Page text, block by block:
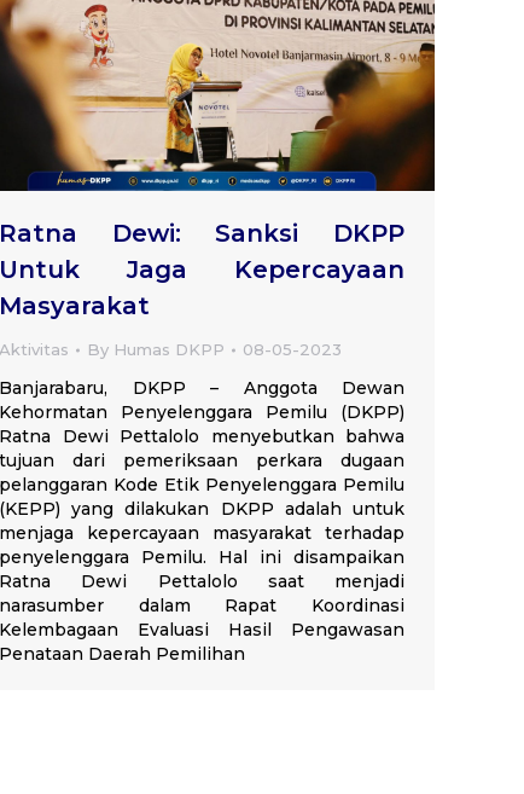
Ratna Dewi: Sanksi DKPP
Untuk Jaga Kepercayaan
Masyarakat
Aktivitas By Humas DKPP 08-05-2023
Banjarabaru, DKPP – Anggota Dewan
Kehormatan Penyelenggara Pemilu (DKPP)
Ratna Dewi Pettalolo menyebutkan bahwa
tujuan dari pemeriksaan perkara dugaan
pelanggaran Kode Etik Penyelenggara Pemilu
(KEPP) yang dilakukan DKPP adalah untuk
menjaga kepercayaan masyarakat terhadap
penyelenggara Pemilu. Hal ini disampaikan
Ratna Dewi Pettalolo saat menjadi
narasumber dalam Rapat Koordinasi
Kelembagaan Evaluasi Hasil Pengawasan
Penataan Daerah Pemilihan